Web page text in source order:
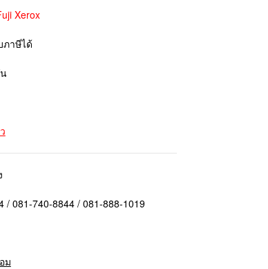
Xerox
ภาษีได้
/ 081-740-8844 / 081-888-1019
ม